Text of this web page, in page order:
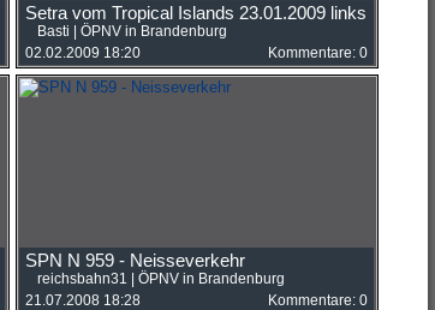
Setra vom Tropical Islands 23.01.2009 links
Basti
ÖPNV in Brandenburg
02.02.2009 18:20
Kommentare: 0
SPN N 959 - Neisseverkehr
reichsbahn31
ÖPNV in Brandenburg
21.07.2008 18:28
Kommentare: 0